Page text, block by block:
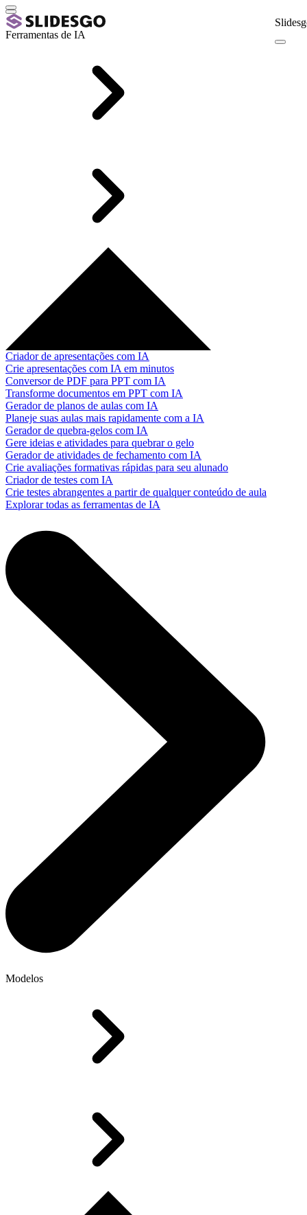
Ferramentas de IA
Criador de apresentações com IA
Crie apresentações com IA em minutos
Conversor de PDF para PPT com IA
Transforme documentos em PPT com IA
Gerador de planos de aulas com IA
Planeje suas aulas mais rapidamente com a IA
Gerador de quebra-gelos com IA
Gere ideias e atividades para quebrar o gelo
Gerador de atividades de fechamento com IA
Crie avaliações formativas rápidas para seu alunado
Criador de testes com IA
Crie testes abrangentes a partir de qualquer conteúdo de aula
Explorar todas as ferramentas de IA
Modelos